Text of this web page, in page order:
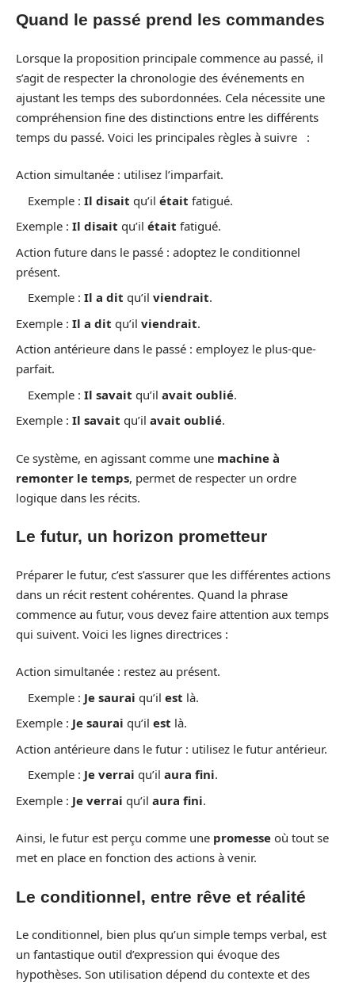
Quand le passé prend les commandes
Lorsque la proposition principale commence au passé, il
s’agit de respecter la chronologie des événements en
ajustant les temps des subordonnées. Cela nécessite une
compréhension fine des distinctions entre les différents
temps du passé. Voici les principales règles à suivre :
Action simultanée : utilisez l’imparfait.
Exemple : Il disait qu’il était fatigué.
Exemple : Il disait qu’il était fatigué.
Action future dans le passé : adoptez le conditionnel
présent.
Exemple : Il a dit qu’il viendrait.
Exemple : Il a dit qu’il viendrait.
Action antérieure dans le passé : employez le plus-que-
parfait.
Exemple : Il savait qu’il avait oublié.
Exemple : Il savait qu’il avait oublié.
Ce système, en agissant comme une machine à
remonter le temps, permet de respecter un ordre
logique dans les récits.
Le futur, un horizon prometteur
Préparer le futur, c’est s’assurer que les différentes actions
dans un récit restent cohérentes. Quand la phrase
commence au futur, vous devez faire attention aux temps
qui suivent. Voici les lignes directrices :
Action simultanée : restez au présent.
Exemple : Je saurai qu’il est là.
Exemple : Je saurai qu’il est là.
Action antérieure dans le futur : utilisez le futur antérieur.
Exemple : Je verrai qu’il aura fini.
Exemple : Je verrai qu’il aura fini.
Ainsi, le futur est perçu comme une promesse où tout se
met en place en fonction des actions à venir.
Le conditionnel, entre rêve et réalité
Le conditionnel, bien plus qu’un simple temps verbal, est
un fantastique outil d’expression qui évoque des
hypothèses. Son utilisation dépend du contexte et des